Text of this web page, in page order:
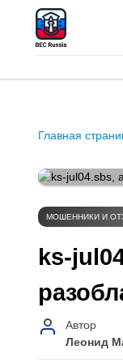
Главная
МОШЕННИКИ И
ks-
Автор
Леонид